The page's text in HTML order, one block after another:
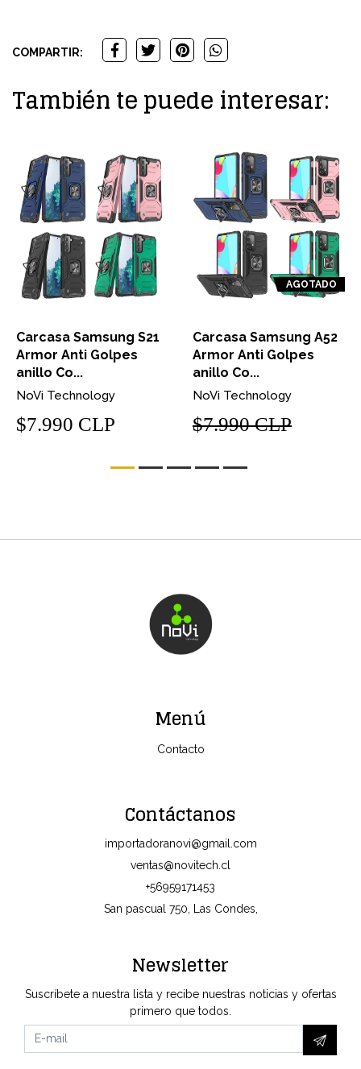
COMPARTIR:
También te puede interesar:
Carcasa Samsung S21
Armor Anti Golpes
anillo Co...
NoVi Technology
$7.990 CLP
AGOTADO
Carcasa Samsung A52
Armor Anti Golpes
anillo Co...
NoVi Technology
$7.990 CLP
Menú
Contacto
Contáctanos
importadoranovi@gmail.com
ventas@novitech.cl
+56959171453
San pascual 750, Las Condes,
Newsletter
Suscríbete a nuestra lista y recibe nuestras noticias y ofertas
primero que todos.